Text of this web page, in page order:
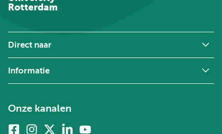
Rotterdam
Direct naar
Informatie
Onze kanalen
FacebookInstagram Linkedin